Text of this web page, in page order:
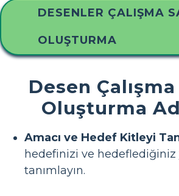
DESENLER ÇALIŞMA
OLUŞTURMA
Desen Çalışma
Oluşturma
Amacı ve Hedef Kitleyi
hedefinizi ve
tanımlayın.